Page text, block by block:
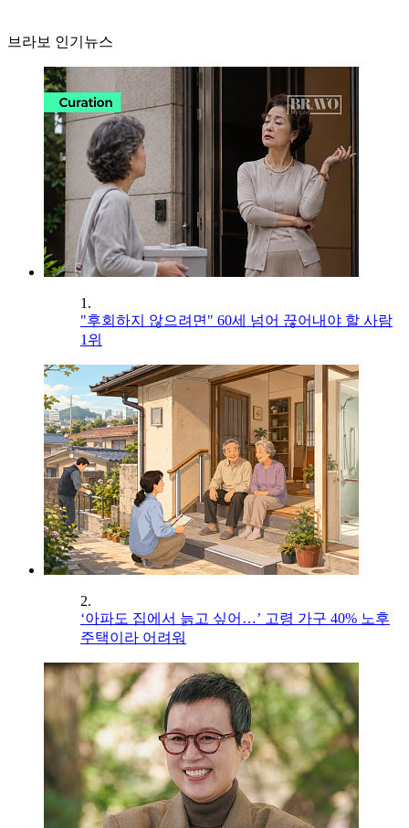
브라보 인기뉴스
1.
"후회하지 않으려면" 60세 넘어 끊어내야 할 사람
1위
2.
‘아파도 집에서 늙고 싶어…’ 고령 가구 40% 노후
주택이라 어려워